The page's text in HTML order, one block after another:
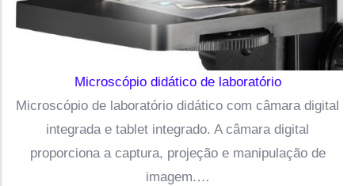
Microscópio didático de laboratório
Microscópio de laboratório didático com câmara digital
integrada e tablet integrado. A câmara digital
proporciona a captura, projeção e manipulação de
imagem.…